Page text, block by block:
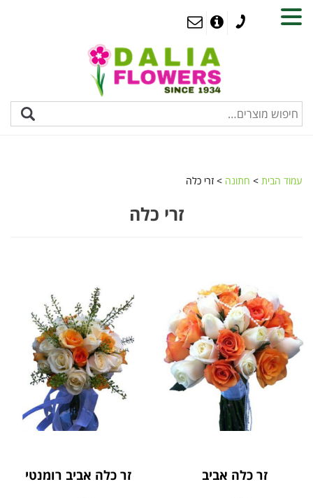
עמוד הבית > חתונה > זרי כלה
זרי כלה
זר כלה אביב זר כלה אביב רומנטי